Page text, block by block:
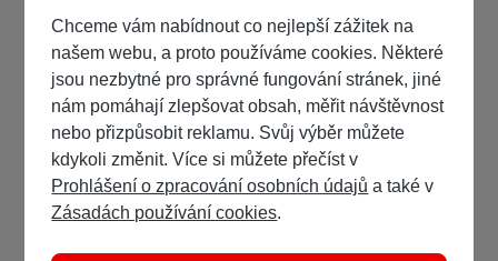
Chceme vám nabídnout co nejlepší zážitek na
našem webu, a proto používáme cookies. Některé
jsou nezbytné pro správné fungování stránek, jiné
nám pomáhají zlepšovat obsah, měřit návštěvnost
nebo přizpůsobit reklamu. Svůj výběr můžete
kdykoli změnit. Více si můžete přečíst v
Prohlášení o zpracování osobních údajů a také v
Zásadách používání cookies.